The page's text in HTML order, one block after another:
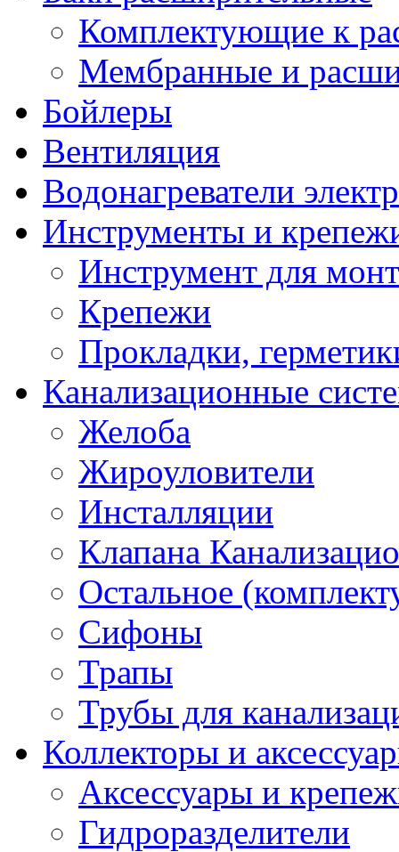
Комплектующие к
Мембранные и
Бойлеры
Вентиляция
Водонагреватели
Инструменты и
Инструмент для
Крепежи
Прокладки,
Канализационные
Желоба
Жироуловители
Инсталляции
Клапана
Остальное
Сифоны
Трапы
Трубы для
Коллекторы и
Аксессуары и
Гидроразделители